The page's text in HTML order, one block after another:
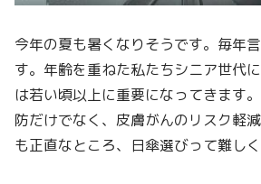
今年の夏も暑くなりそうです。毎年
す。年齢を重ねた私たちシニア世代
は若い頃以上に重要になってきます
防だけでなく、皮膚がんのリスク軽
も正直なところ、日傘選びって難し